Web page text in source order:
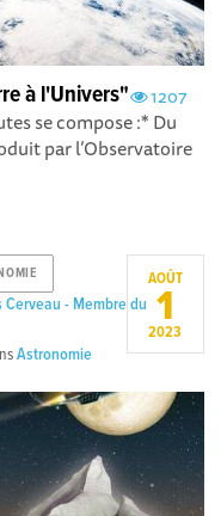
1207
à l'Univers"
se compose : * Du
par l’Observatoire
- Membre du
Astronomie
AOÛT
1
2023